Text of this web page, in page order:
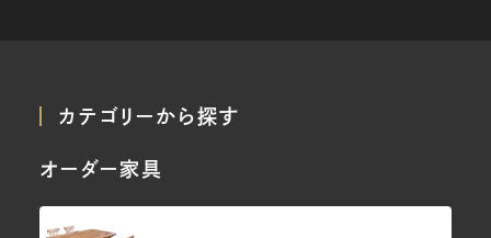
カテゴリーから探す
オーダー家具